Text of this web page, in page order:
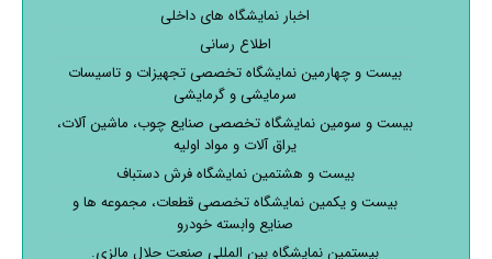
اخبار نمایشگاه های داخلی
اطلاع رسانی
بیست و چهارمین نمایشگاه تخصصی تجهیزات و تاسیسات
سرمایشی و گرمایشی
بیست و سومین نمایشگاه تخصصی صنایع چوب، ماشین آلات،
یراق آلات و مواد اولیه
بیست و هشتمین نمایشگاه فرش دستباف
بیست و یکمین نمایشگاه تخصصی قطعات، مجموعه ها و
صنایع وابسته خودرو
بیستمین نمایشگاه بین المللی صنعت حلال مالزی.